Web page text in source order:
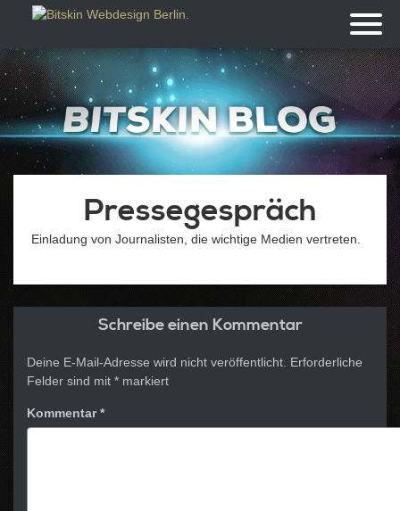
Pressegespräch
Einladung von Journalisten, die wichtige Medien vertreten.
Schreibe einen Kommentar
Deine E-Mail-Adresse wird nicht veröffentlicht. Erforderliche
Felder sind mit * markiert
Kommentar*